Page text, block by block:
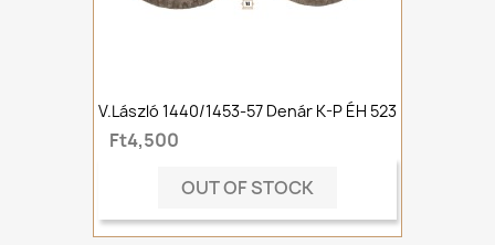
V.László 1440/1453-57 Denár K-P ÉH 523
Ft4,500
OUT OF STOCK